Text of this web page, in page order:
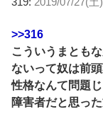
>>316
こういうまとも
ないって奴は前
性格なんて問題
障害者だと思っ